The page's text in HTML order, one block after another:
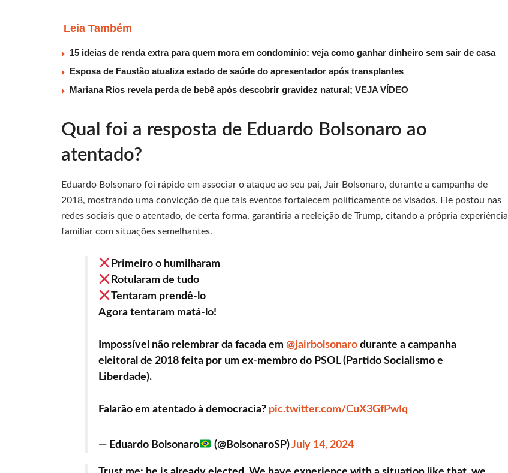
Leia Também
15 ideias de renda extra para quem mora em condomínio: veja como ganhar dinheiro sem sair de casa
Esposa de Faustão atualiza estado de saúde do apresentador após transplantes
Mariana Rios revela perda de bebê após descobrir gravidez natural; VEJA VÍDEO
Qual foi a resposta de Eduardo Bolsonaro ao
atentado?
Eduardo Bolsonaro foi rápido em associar o ataque ao seu pai, Jair Bolsonaro, durante a campanha de
2018, mostrando uma convicção de que tais eventos fortalecem políticamente os visados. Ele postou nas
redes sociais que o atentado, de certa forma, garantiria a reeleição de Trump, citando a própria experiência
familiar com situações semelhantes.
Primeiro o humilharam
Rotularam de tudo
Tentaram prendê-lo
Agora tentaram matá-lo!
Impossível não relembrar da facada em @jairbolsonaro durante a campanha
eleitoral de 2018 feita por um ex-membro do PSOL (Partido Socialismo e
Liberdade).
Falarão em atentado à democracia? pic.twitter.com/CuX3GfPwIq
— Eduardo Bolsonaro (@BolsonaroSP)July 14, 2024